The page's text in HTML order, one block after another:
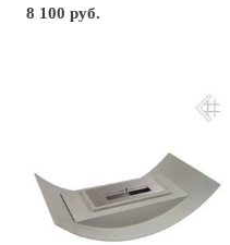
8 100 руб.